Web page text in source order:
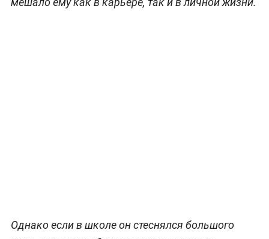
Однако если в школе он стеснялся большого